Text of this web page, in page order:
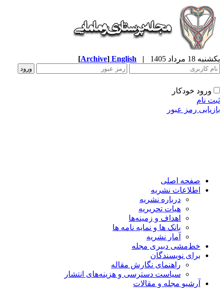
18 مرداد 1405 |
English
[Archive]
ورود خودکار
نام
رمز عبور
صفحه اصلی
اطلاعات نشریه
درباره نشریه
هیات تحریریه
اهداف و زمینه‌ها
بانک ها و نمایه نامه ها
آمار نشریه
خط‌مشی دبیری مجله
برای نویسندگان
راهنمای نگارش مقاله
سیاست دسترسی و هزینه‌های انتشار
آرشیو مجله و مقالات